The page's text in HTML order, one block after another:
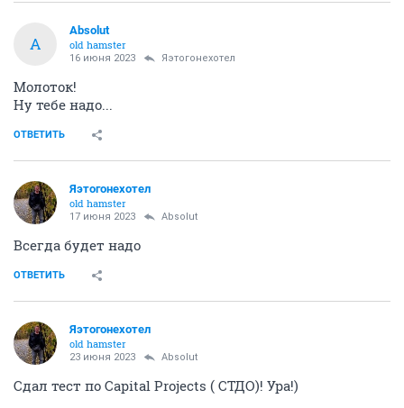
A
Absolut
old hamster
16 июня 2023 Яэтогонехотел
Молоток!
Ну тебе надо...
ОТВЕТИТЬ
Яэтогонехотел
old hamster
17 июня 2023 Absolut
Всегда будет надо
ОТВЕТИТЬ
Яэтогонехотел
old hamster
23 июня 2023 Absolut
Сдал тест по Capital Projects ( СТДО)! Ура!)